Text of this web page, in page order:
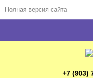
Полная версия сайта
+7 (903)